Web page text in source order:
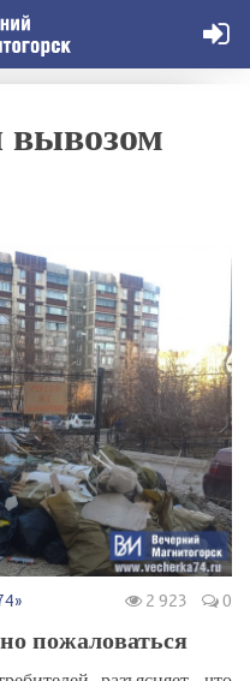
2 923 0
пожаловаться